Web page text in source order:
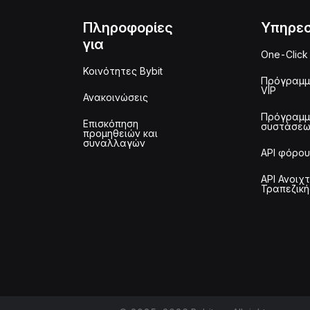
Πληροφορίες
για
Κοινότητες Bybit
Ανακοινώσεις
Επισκόπηση
προμηθειών και
συναλλαγών
One-Click
VIP
API φόρου
API